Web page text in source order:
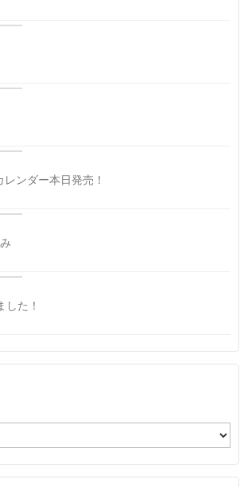
レンダー本日発売！
た！